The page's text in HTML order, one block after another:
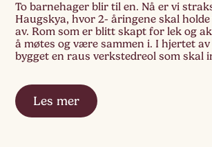
To barnehager blir til en. Nå er vi
Haugskya, hvor 2- åringene skal
av. Rom som er blitt skapt for lek og
å møtes og være sammen i. I hjertet
bygget en raus verkstedreol som skal
Les mer